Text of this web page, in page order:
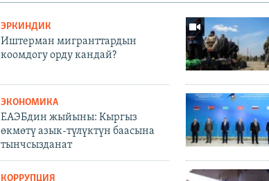
ЭРКИНДИК
Иштерман мигранттардын
коомдогу орду кандай?
ЭКОНОМИКА
ЕАЭБдин жыйыны: Кыргыз
өкмөтү азык-түлүктүн баасына
тынчсызданат
КОРРУПЦИЯ